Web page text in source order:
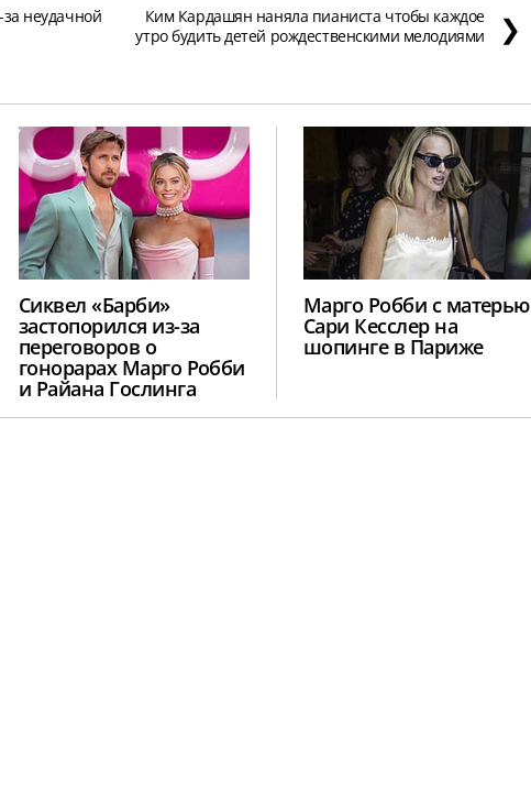
неудачной
Ким Кардашян наняла пианиста чтобы каждое
утро будить детей рождественскими мелодиями
❯
Сиквел «Барби»
застопорился из-за
переговоров о
гонорарах Марго Робби
и Райана Гослинга
Марго Робби с матерью
Сари Кесслер на
шопинге в Париже